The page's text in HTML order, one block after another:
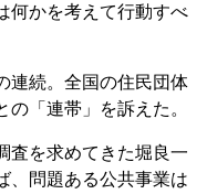
何かを考えて行動すべ
連続。全国の住民団体
の「連帯」を訴えた。
を求めてきた堀良一
、問題ある公共事業は